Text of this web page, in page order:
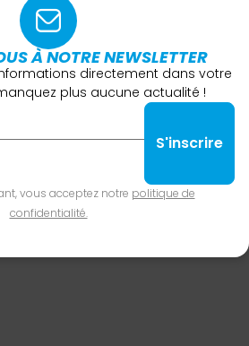
À NOTRE NEWSLETTER
directement dans votre
plus aucune actualité !
vous acceptez notre politique de
confidentialité.